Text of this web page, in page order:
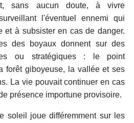
sans aucun doute, à vivre
l'éventuel ennemi qui
et à subsister en cas de danger.
des boyaux donnent sur des
ou stratégiques : le point
forêt giboyeuse, la vallée et ses
La vie pouvait continuer en cas
présence importune provisoire.
soleil joue différemment sur les